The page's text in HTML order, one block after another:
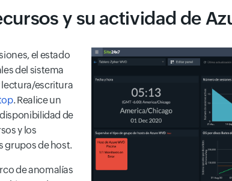
y su actividad de
el estado
del sistema
lectura/escritura
. Realice un
de
y los
grupos de host.
de anomalías